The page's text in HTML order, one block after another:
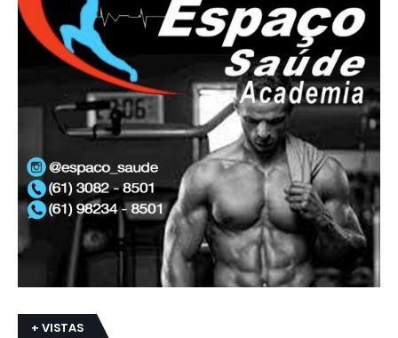
+ VISTAS